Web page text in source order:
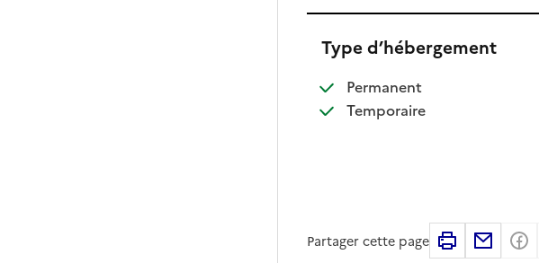
Type d’hébergement
Permanent: disponible
Temporaire: disponible
Partager cette page Imprimer